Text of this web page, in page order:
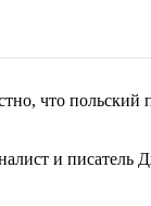
что
и писатель